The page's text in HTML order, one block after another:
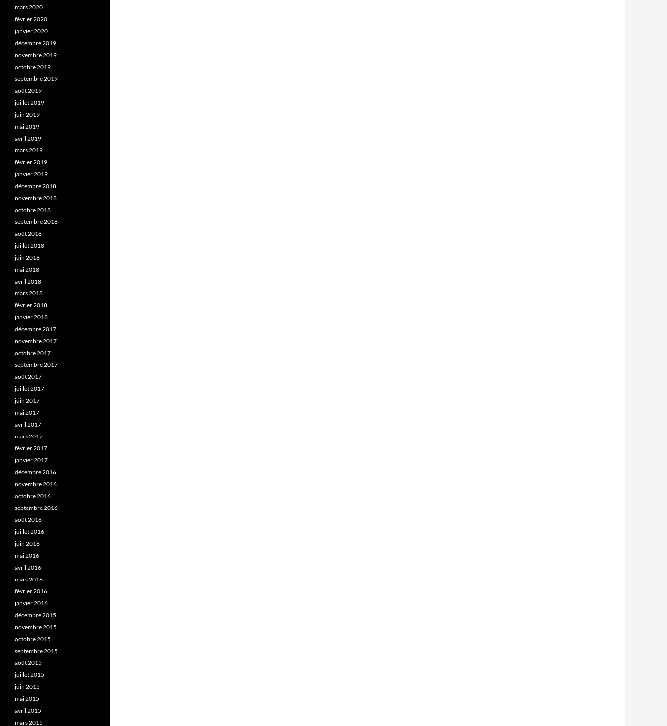
mars 2020
février 2020
janvier 2020
décembre 2019
novembre 2019
octobre 2019
septembre 2019
août 2019
juillet 2019
juin 2019
mai 2019
avril 2019
mars 2019
février 2019
janvier 2019
décembre 2018
novembre 2018
octobre 2018
septembre 2018
août 2018
juillet 2018
juin 2018
mai 2018
avril 2018
mars 2018
février 2018
janvier 2018
décembre 2017
novembre 2017
octobre 2017
septembre 2017
août 2017
juillet 2017
juin 2017
mai 2017
avril 2017
mars 2017
février 2017
janvier 2017
décembre 2016
novembre 2016
octobre 2016
septembre 2016
août 2016
juillet 2016
juin 2016
mai 2016
avril 2016
mars 2016
février 2016
janvier 2016
décembre 2015
novembre 2015
octobre 2015
septembre 2015
août 2015
juillet 2015
juin 2015
mai 2015
avril 2015
mars 2015